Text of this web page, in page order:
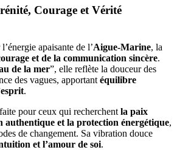
Courage et Vérité
apaisante de l’Aigue-Marine, la
et de la communication sincère.
de la mer”, elle reflète la douceur des
des vagues, apportant équilibre
.
pour ceux qui recherchent la paix
authentique et la protection énergétique,
de changement. Sa vibration douce
et l’amour de soi.